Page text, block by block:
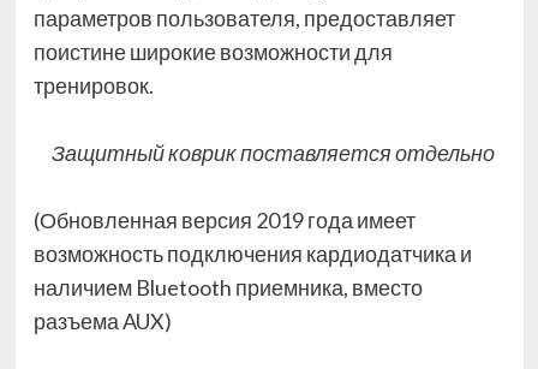
параметров пользователя, предоставляет
поистине широкие возможности для
тренировок.
Защитный коврик поставляется отдельно
(Обновленная версия 2019 года имеет
возможность подключения кардиодатчика и
наличием Bluetooth приемника, вместо
разъема AUX)